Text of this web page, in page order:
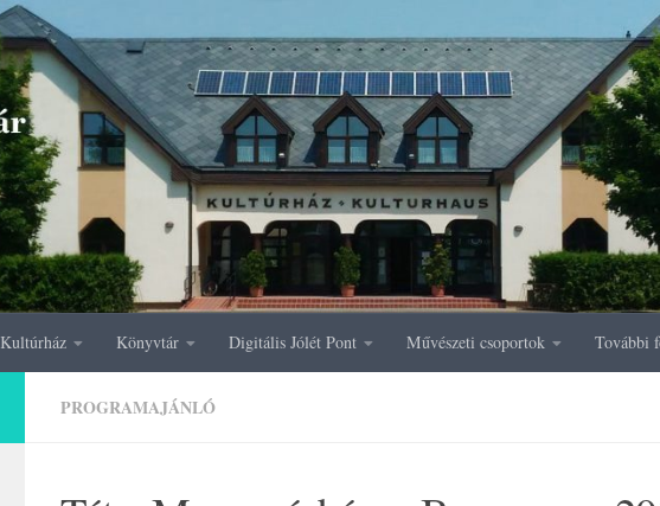
Kultúrház Könyvtár Digitális Jólét Pont Művészeti csoportok További
PROGRAMAJÁNLÓ